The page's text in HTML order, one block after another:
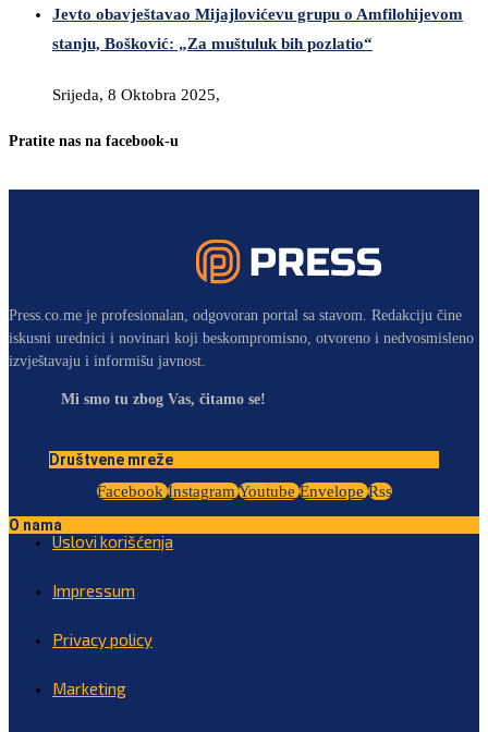
Jevto obavještavao Mijajlovićevu grupu o Amfilohijevom
stanju, Bošković: „Za muštuluk bih pozlatio“
Srijeda, 8 Oktobra 2025,
Pratite nas na facebook-u
Press.co.me je profesionalan, odgovoran portal sa stavom. Redakciju čine
iskusni urednici i novinari koji beskompromisno, otvoreno i nedvosmisleno
izvještavaju i informišu javnost.
Mi smo tu zbog Vas, čitamo se!
Društvene mreže
Facebook Instagram Youtube Envelope Rss
O nama
Uslovi korišćenja
Impressum
Privacy policy
Marketing